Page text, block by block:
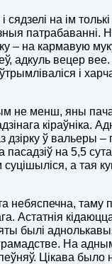
на ім
патрабаванні.
– на кармавую
адкуль вецер
і
не менш, яны
кіраўніка.
ў вальеры –
на 5,5
а тая
небяспечна, таму
Астатнія
былі
На адным
Цікава было